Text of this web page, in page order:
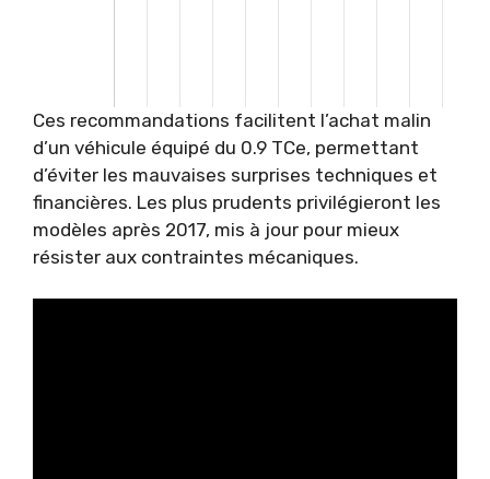
Ces recommandations facilitent l’achat malin
d’un véhicule équipé du 0.9 TCe, permettant
d’éviter les mauvaises surprises techniques et
financières. Les plus prudents privilégieront les
modèles après 2017, mis à jour pour mieux
résister aux contraintes mécaniques.